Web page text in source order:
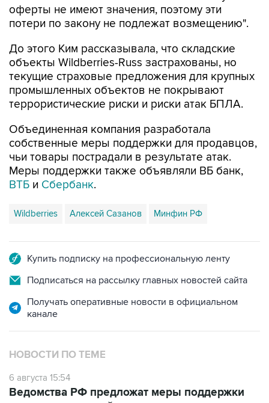
До этого Ким рассказывала, что складские
текущие страховые предложения для крупных
промышленных объектов не покрывают
террористические риски и риски атак БПЛА.
Объединенная компания разработала
чьи товары пострадали в результате атак.
Меры поддержки также объявляли ВБ банк,
ВТБ иСбербанк.
Wildberries Алексей Сазанов
Подписаться на рассылку главных новостей сайта
Получать оперативные новости в официальном
НОВОСТИ ПО ТЕМЕ
6 августа 15:54
предпринимателей, пострадавших от атак на
логокомплексы